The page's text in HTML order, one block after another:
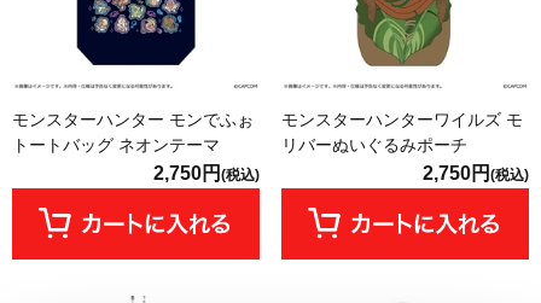
モンスターハンター モンでふぉ
トートバッグ ネオンテーマ
2,750円 (税込)
モンスターハンターワイルズ モ
リバーぬいぐるみポーチ
2,750円 (税込)